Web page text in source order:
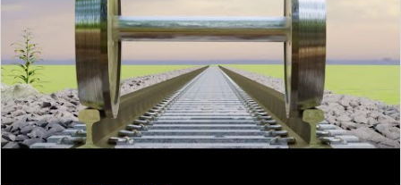
ROBA-stop remt zware maritieme aandrijvingen
Hoe NASA’s marsrover Curiosity na 13 jaar nog steeds
wetenschap bedrijft
Robotontwerp Argus: zee-egelrobot met twintig poten
trotseert elk terrein (video)